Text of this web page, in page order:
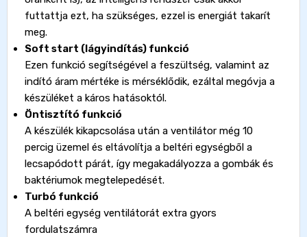
futtattja ezt, ha szükséges, ezzel is energiát takarít
meg.
Soft start (lágyindítás) funkció
Ezen funkció segítségével a feszültség, valamint az
indító áram mértéke is mérséklődik, ezáltal megóvja a
készüléket a káros hatásoktól.
Öntisztító funkció
A készülék kikapcsolása után a ventilátor még 10
percig üzemel és eltávolítja a beltéri egységből a
lecsapódott párát, így megakadályozza a gombák és
baktériumok megtelepedését.
Turbó funkció
A beltéri egység ventilátorát extra gyors
fordulatszámra